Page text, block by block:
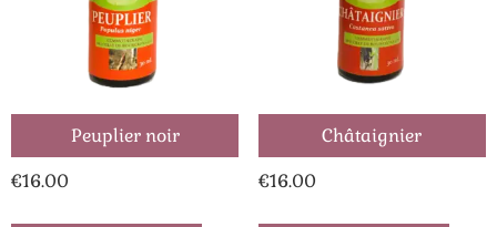
Peuplier noir
€16.00
Châtaignier
€16.00